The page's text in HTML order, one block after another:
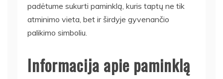
padėtume sukurti paminklą, kuris taptų ne tik
atminimo vieta, bet ir širdyje gyvenančio
palikimo simboliu.
Informacija apie paminklą